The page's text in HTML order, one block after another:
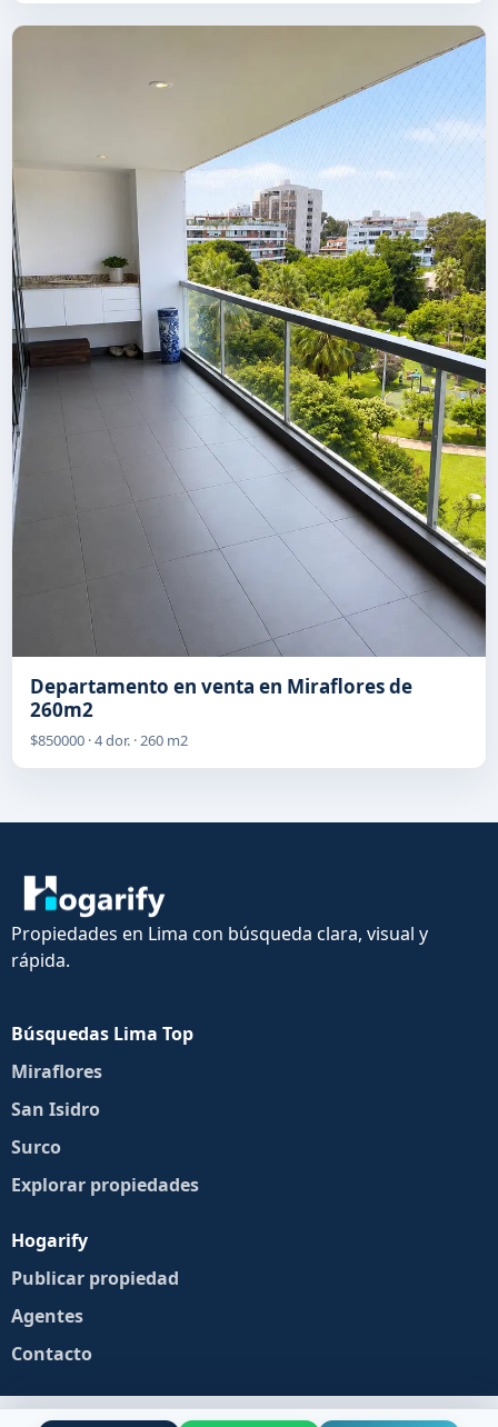
Departamento en venta en Miraflores de
260m2
$850000 · 4 dor. · 260 m2
Propiedades en Lima con búsqueda clara, visual y
rápida.
Búsquedas Lima Top
Miraflores
San Isidro
Surco
Explorar propiedades
Hogarify
Publicar propiedad
Agentes
Contacto